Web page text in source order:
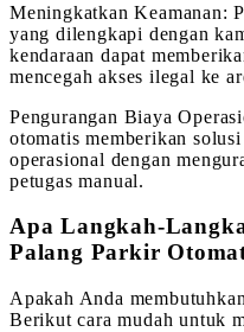
Meningkatkan Keamanan:
yang dilengkapi dengan
kendaraan dapat
mencegah akses ilegal ke
Pengurangan Biaya
otomatis memberikan
operasional dengan
petugas manual.
Apa Langkah-
Palang Parkir
Apakah Anda
Berikut cara mudah untuk